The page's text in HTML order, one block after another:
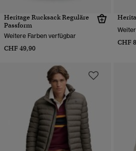
Heritage Rucksack Reguläre
Passform
Weitere Farben verfügbar
CHF 49,90
CHF